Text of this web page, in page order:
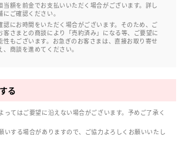
当額を前金でお支払いいただく場合がございます。詳し
ご確認ください。
認にお時間をいただく場合がございます。そのため、ご
客さまとの商談により「売約済み」になる等、ご要望に
性もございます。お急ぎのお客さまは、直接お取り寄せ
商談を進めてください。
る
ってはご要望に沿えない場合がございます。予めご了承く
する場合がありますので、ご協力よろしくお願いいたし